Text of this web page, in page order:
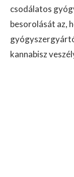
csodálatos
besorolását az,
kannabisz